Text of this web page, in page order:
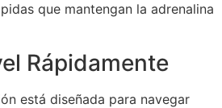
que mantengan la adrenalina
Rápidamente
está diseñada para navegar